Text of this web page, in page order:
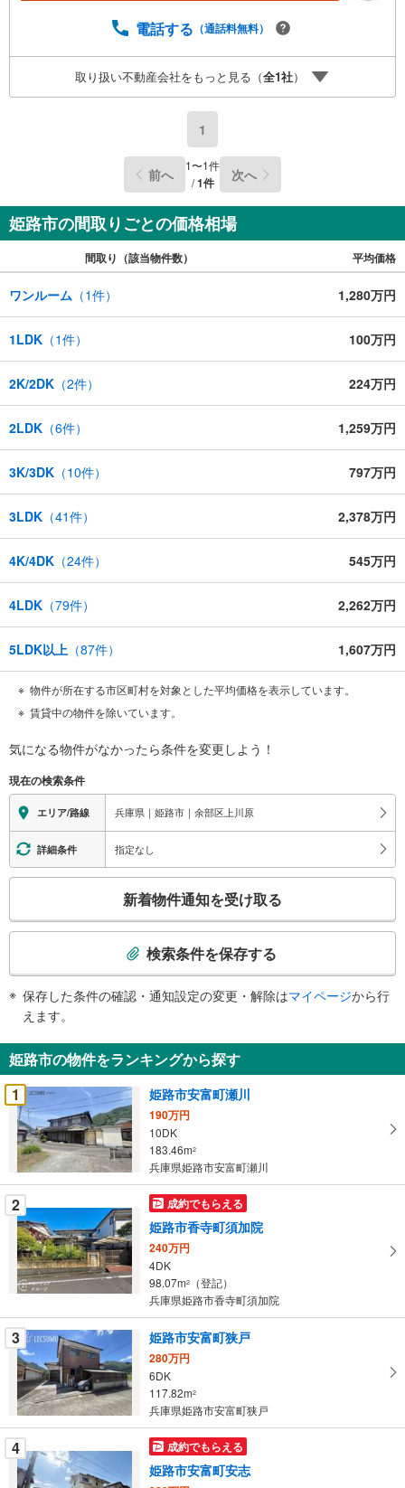
専門チームあり！3.たくさんの銀行と繋がりがあるため、
に必要になったお家のリフォームも弊社のリフォームプラ
ンナーがご提案！5.定期的にご連絡を繋ぎ、有事の際に迅
速にサポートいたします弊社は専門家同士が連携をとって
いるため、より多くの知見がございます。お気軽にお問合
電話する （通話料無料）
取り扱い不動産会社をもっと見る（全1社）
1
前へ 1〜1件
/1件 次へ
姫路市の間取りごとの価格相場
間取り（該当物件数） 平均価格
ワンルーム （1件） 1,280万円
1LDK （1件） 100万円
2K/2DK （2件） 224万円
2LDK （6件） 1,259万円
3K/3DK （10件） 797万円
3LDK （41件） 2,378万円
4K/4DK （24件） 545万円
4LDK （79件） 2,262万円
5LDK以上 （87件） 1,607万円
物件が所在する市区町村を対象とした平均価格を表示しています。
賃貸中の物件を除いています。
気になる物件がなかったら条件を変更しよう！
現在の検索条件
エリア/路線 兵庫県｜姫路市｜余部区上川原
詳細条件 指定なし
検
知
を
受
け
取
る
・
条
件
を
マ
イ
ペ
ジ
に
保
存
す
る
新着物件通知を受け取る
検索条件を保存する
保存した条件の確認・通知設定の変更・解除はマイページから行
えます。
姫路市の物件をランキングから探す
1
姫路市安富町瀬川
190万円
10DK
183.46m2
兵庫県姫路市安富町瀬川
2 成約でもらえる
姫路市香寺町須加院
240万円
4DK
98.07m2
（登記）
兵庫県姫路市香寺町須加院
3 姫路市安富町狭戸
280万円
6DK
117.82m2
兵庫県姫路市安富町狭戸
4 成約でもらえる
姫路市安富町安志